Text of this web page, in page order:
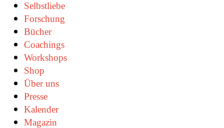
Selbstliebe
Forschung
Bücher
Coachings
Workshops
Shop
Über uns
Presse
Kalender
Magazin